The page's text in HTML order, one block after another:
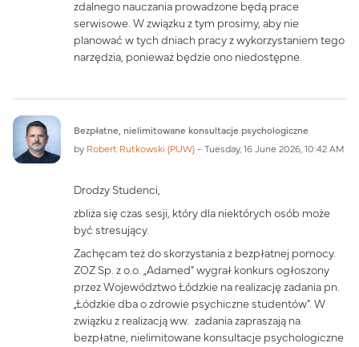
zdalnego nauczania prowadzone będą prace
serwisowe. W związku z tym prosimy, aby nie
planować w tych dniach pracy z wykorzystaniem tego
narzędzia, ponieważ będzie ono niedostępne.
Bezpłatne, nielimitowane konsultacje psychologiczne
by Robert Rutkowski (PUW) - Tuesday, 16 June 2026, 10:42 AM
Drodzy Studenci,
zbliża się czas sesji, który dla niektórych osób może
być stresujący.
Zachęcam też do skorzystania z bezpłatnej pomocy.
ZOZ Sp. z o.o. „Adamed” wygrał konkurs ogłoszony
przez Województwo Łódzkie na realizację zadania pn.
„Łódzkie dba o zdrowie psychiczne studentów”. W
związku z realizacją ww. zadania zapraszają na
bezpłatne, nielimitowane konsultacje psychologiczne